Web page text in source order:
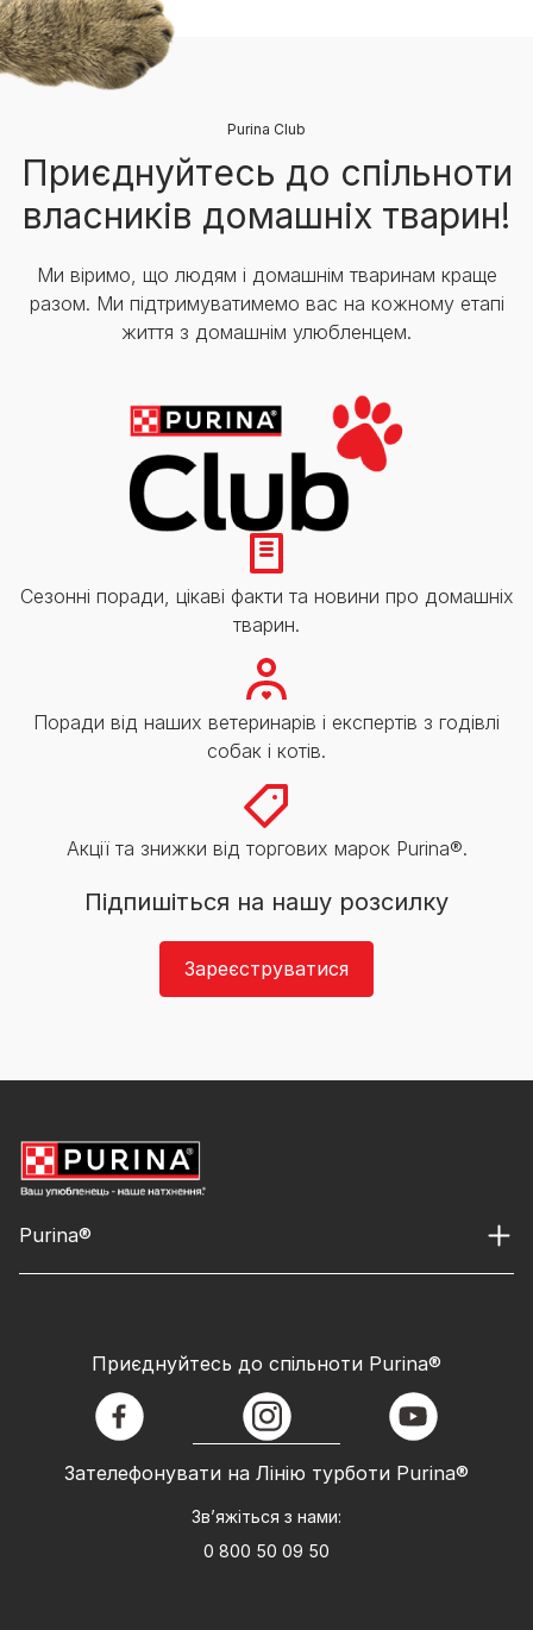
Purina Club
Приєднуйтесь до спільноти
власників домашніх тварин!
Ми віримо, що людям і домашнім тваринам краще
разом. Ми підтримуватимемо вас на кожному етапі
життя з домашнім улюбленцем.
Сезонні поради, цікаві факти та новини про домашніх
тварин.
Поради від наших ветеринарів і експертів з годівлі
собак і котів.
Акції та знижки від торгових марок Purina®.
Підпишіться на нашу розсилку
Зареєструватися
Purina®
Зателефонувати на Лінію турботи Purina®
Зв’яжіться з нами:
0 800 50 09 50
Приєднуйтесь до спільноти Purina®
facebook instagram youtube